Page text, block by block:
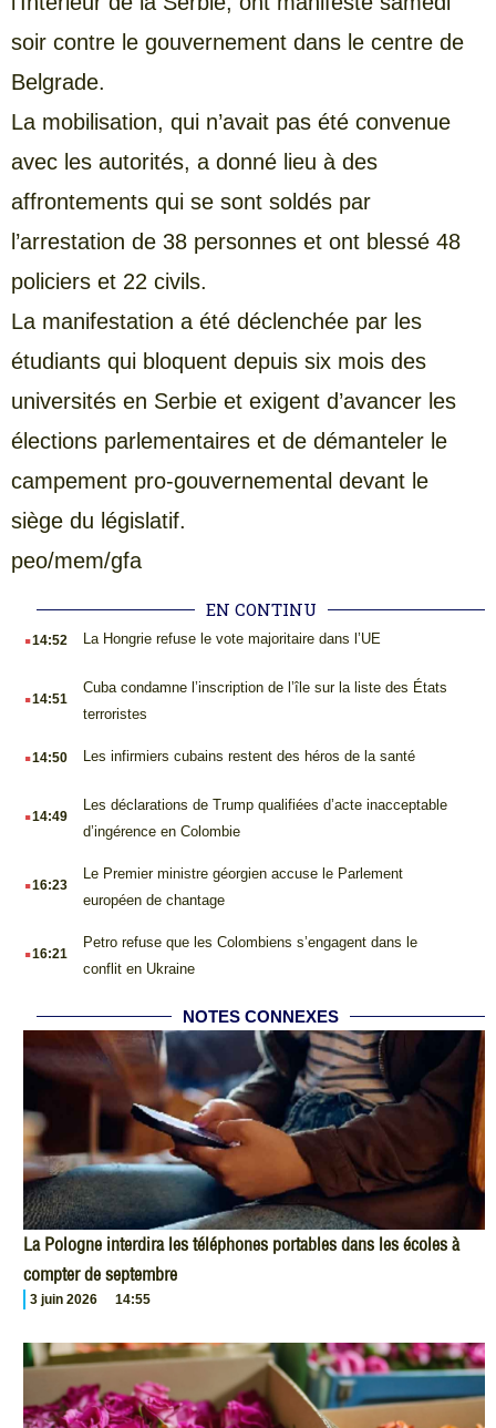
soir contre le gouvernement dans le centre de
Belgrade.
La mobilisation, qui n’avait pas été convenue
avec les autorités, a donné lieu à des
affrontements qui se sont soldés par
l’arrestation de 38 personnes et ont blessé 48
policiers et 22 civils.
La manifestation a été déclenchée par les
étudiants qui bloquent depuis six mois des
universités en Serbie et exigent d’avancer les
élections parlementaires et de démanteler le
campement pro-gouvernemental devant le
siège du législatif.
peo/mem/gfa
EN CONTINU
.14:52 La Hongrie refuse le vote majoritaire dans l’UE
.14:51
Cuba condamne l’inscription de l’île sur la liste des États
terroristes
.14:50 Les infirmiers cubains restent des héros de la santé
.14:49
Les déclarations de Trump qualifiées d’acte inacceptable
d’ingérence en Colombie
.16:23
Le Premier ministre géorgien accuse le Parlement
européen de chantage
.16:21
Petro refuse que les Colombiens s’engagent dans le
conflit en Ukraine
NOTES CONNEXES
La Pologne interdira les téléphones portables dans les écoles à
compter de septembre
3 juin 2026 14:55